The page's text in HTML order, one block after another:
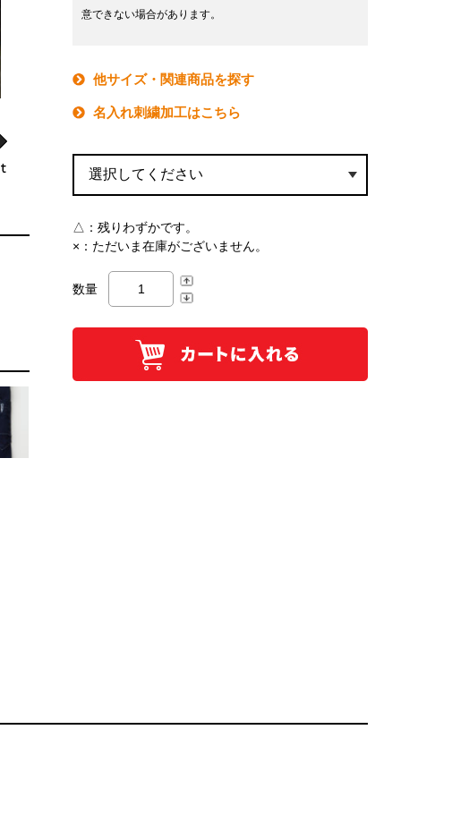
意できない場合があります。
他サイズ・関連商品を探す
名入れ刺繍加工はこちら
△： 残りわずかです。
×： ただいま在庫がございません。
数量